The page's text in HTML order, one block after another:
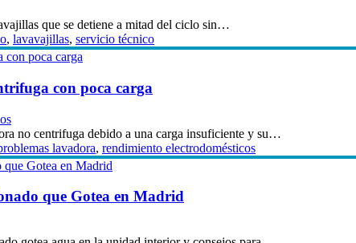
que se detiene a mitad del ciclo sin…
, lavavajillas, servicio técnico
con poca carga
no centrifuga debido a una carga insuficiente y su…
lavadora, rendimiento electrodomésticos
que Gotea en Madrid